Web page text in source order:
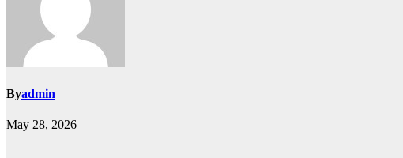
Byadmin
May 28, 2026